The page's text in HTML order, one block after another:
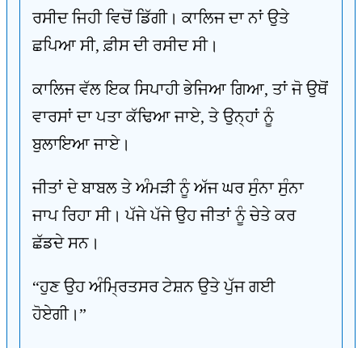
ਰਸੀਦ ਜਿਹੀ ਵਿਚੋਂ ਡਿੱਗੀ। ਕਾਲਿਜ ਦਾ ਨਾਂ ਉਤੇ
ਛਪਿਆ ਸੀ, ਫ਼ੀਸ ਦੀ ਰਸੀਦ ਸੀ।
ਕਾਲਿਜ ਵੱਲ ਇਕ ਸਿਪਾਹੀ ਭੇਜਿਆ ਗਿਆ, ਤਾਂ ਜੋ ਉਥੋਂ
ਵਾਰਸਾਂ ਦਾ ਪਤਾ ਕੱਢਿਆ ਜਾਏ, ਤੇ ਉਨ੍ਹਾਂ ਨੂੰ
ਬੁਲਾਇਆ ਜਾਏ।
ਜੀਤਾਂ ਦੇ ਬਾਬਲ ਤੇ ਅੰਮੜੀ ਨੂੰ ਅੱਜ ਘਰ ਸੁੰਨਾ ਸੁੰਨਾ
ਜਾਪ ਰਿਹਾ ਸੀ। ਪੱਜੇ ਪੱਜੇ ਉਹ ਜੀਤਾਂ ਨੂੰ ਚੇਤੇ ਕਰ
ਛੱਡਦੇ ਸਨ।
“ਹੁਣ ਉਹ ਅੰਮ੍ਰਿਤਸਰ ਟੇਸ਼ਨ ਉਤੇ ਪੁੱਜ ਗਈ
ਹੋਏਗੀ।”